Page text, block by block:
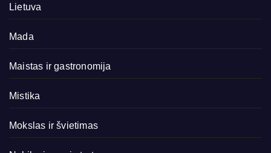
Lietuva
Mada
Maistas ir gastronomija
Mistika
Mokslas ir švietimas